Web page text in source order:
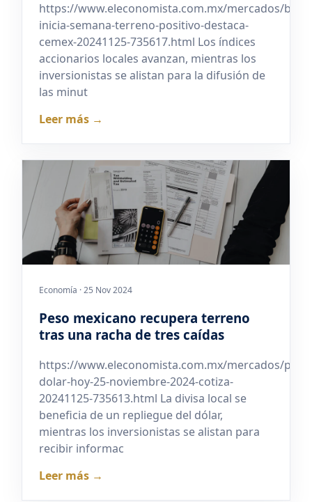
https://www.eleconomista.com.mx/mercados/bmv-
inicia-semana-terreno-positivo-destaca-
cemex-20241125-735617.html Los índices
accionarios locales avanzan, mientras los
inversionistas se alistan para la difusión de
las minut
Leer más →
Economía · 25 Nov 2024
Peso mexicano recupera terreno
tras una racha de tres caídas
https://www.eleconomista.com.mx/mercados/
dolar-hoy-25-noviembre-2024-cotiza-
20241125-735613.html La divisa local se
beneficia de un repliegue del dólar,
mientras los inversionistas se alistan para
recibir informac
Leer más →